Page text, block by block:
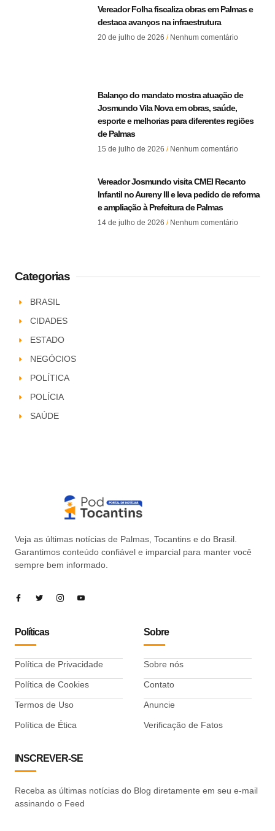
Vereador Folha fiscaliza obras em Palmas e
destaca avanços na infraestrutura
20 de julho de 2026 Nenhum comentário
Balanço do mandato mostra atuação de
Josmundo Vila Nova em obras, saúde,
esporte e melhorias para diferentes regiões
de Palmas
15 de julho de 2026 Nenhum comentário
Vereador Josmundo visita CMEI Recanto
Infantil no Aureny III e leva pedido de reforma
e ampliação à Prefeitura de Palmas
14 de julho de 2026 Nenhum comentário
Categorias
BRASIL
CIDADES
ESTADO
NEGÓCIOS
POLÍTICA
POLÍCIA
SAÚDE
Veja as últimas notícias de Palmas, Tocantins e do Brasil.
Garantimos conteúdo confiável e imparcial para manter você
sempre bem informado.
Políticas
Política de Privacidade
Política de Cookies
Termos de Uso
Política de Ética
Sobre
Sobre nós
Contato
Anuncie
Verificação de Fatos
INSCREVER-SE
Receba as últimas notícias do Blog diretamente em seu e-mail
assinando o Feed